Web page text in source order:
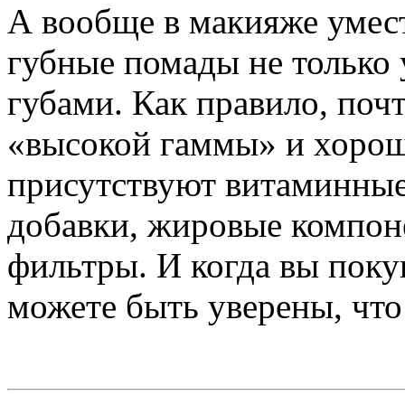
А вообще в макияже
губные помады не
губами. Как правило,
«высокой гаммы» и
присутствуют
добавки, жировые
фильтры. И когда вы
можете быть уверены,